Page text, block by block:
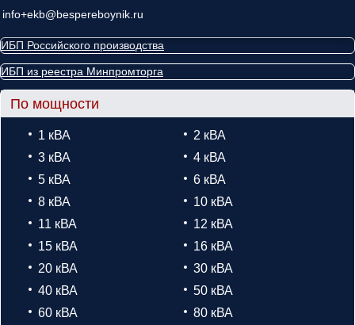
info+ekb@bespereboynik.ru
ИБП Российского производства
ИБП из реестра Минпромторга
По мощности
1 кВА
2 кВА
3 кВА
4 кВА
5 кВА
6 кВА
8 кВА
10 кВА
11 кВА
12 кВА
15 кВА
16 кВА
20 кВА
30 кВА
40 кВА
50 кВА
60 кВА
80 кВА